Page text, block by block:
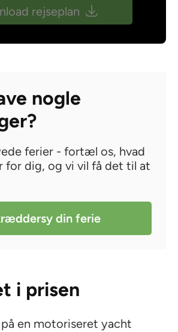
rejseplan
nogle
ferier - fortæl os, hvad
for dig, og vi vil få det til at
din ferie
i prisen
en motoriseret yacht